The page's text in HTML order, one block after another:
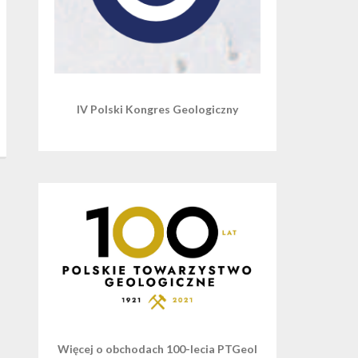
IV Polski Kongres Geologiczny
Więcej o obchodach 100-lecia PTGeol